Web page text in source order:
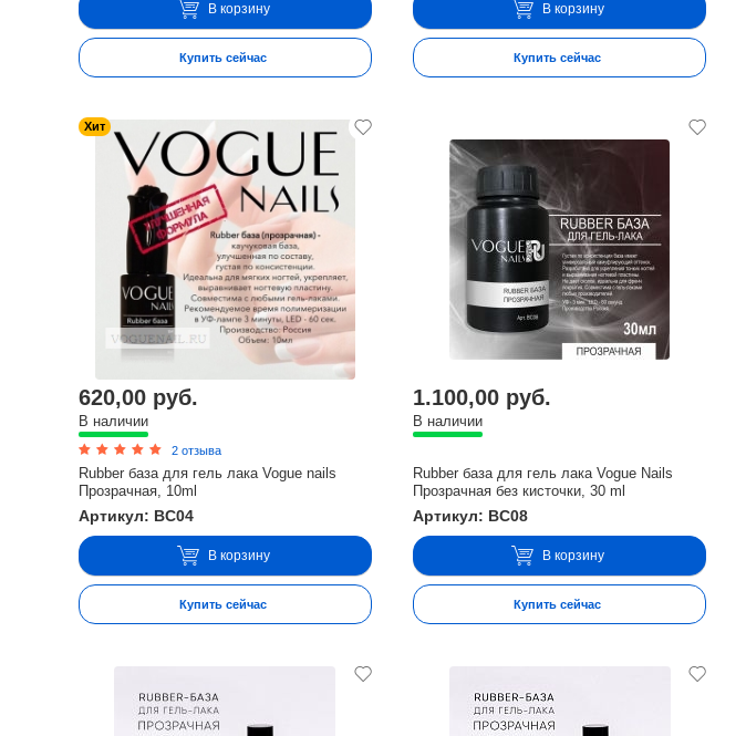
В корзину
Купить сейчас
В корзину
Купить сейчас
Хит
620,00 руб.
В наличии
2 отзыва
Rubber база для гель лака Vogue nails
Прозрачная, 10ml
Артикул: BC04
В корзину
Купить сейчас
1.100,00 руб.
В наличии
Rubber база для гель лака Vogue Nails
Прозрачная без кисточки, 30 ml
Артикул: BC08
В корзину
Купить сейчас